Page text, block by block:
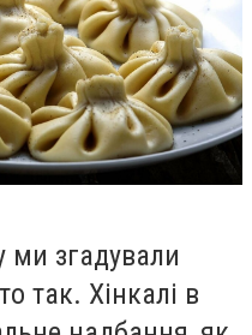
ми згадували
так. Хінкалі в